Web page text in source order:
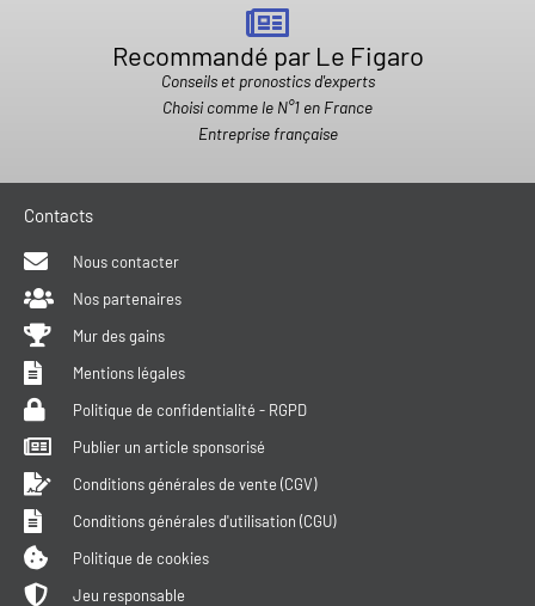
Recommandé par Le Figaro
Conseils et pronostics d'experts
Choisi comme le N°1 en France
Entreprise française
Contacts
Nous contacter
Nos partenaires
Mur des gains
Mentions légales
Politique de confidentialité - RGPD
Publier un article sponsorisé
Conditions générales de vente (CGV)
Conditions générales d'utilisation (CGU)
Politique de cookies
Jeu responsable